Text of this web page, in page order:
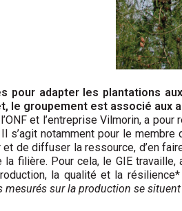
adapter les plantations
le groupement est associé aux
et l’entreprise Vilmorin, a
s’agit notamment pour le
de diffuser la ressource, d’en
filière. Pour cela, le GIE travaille,
la qualité et la
mesurés sur la production se situent